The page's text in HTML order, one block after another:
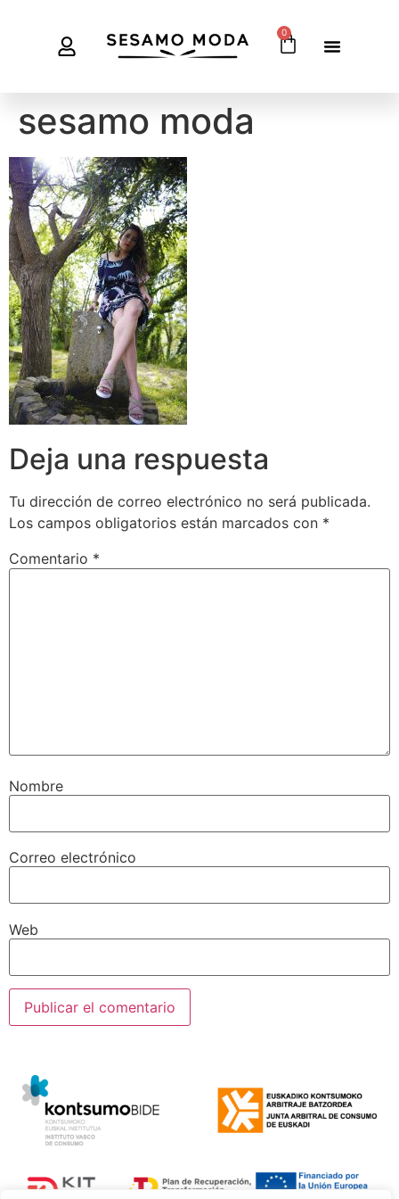
0
sesamo moda
Deja una respuesta
Tu dirección de correo electrónico no será publicada.
Los campos obligatorios están marcados con *
Comentario *
Nombre
Correo electrónico
Web